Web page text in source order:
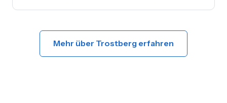
Inkl. Mängelbehebung, digitale
Mehr über Trostberg erfahren